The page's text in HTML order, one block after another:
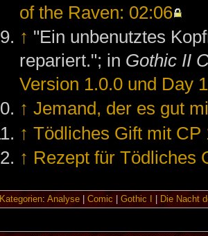
of the Raven: 02:06
↑ "Ein unbenutztes
repariert."; in Gothic II
Version 1.0.0 und Day
↑ Jemand, der es gut
↑ Tödliches Gift mit CP
↑ Rezept für Tödliches
Kategorien: Analyse| Comic Gothic I Die Nacht